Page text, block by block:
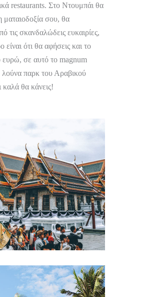
restaurants. Στο Ντουμπάι θα
ματαιοδοξία σου, θα
τις σκανδαλώδεις ευκαιρίες,
είναι ότι θα αφήσεις και το
ευρώ, σε αυτό το magnum
λούνα παρκ του Αραβικού
θα κάνεις!